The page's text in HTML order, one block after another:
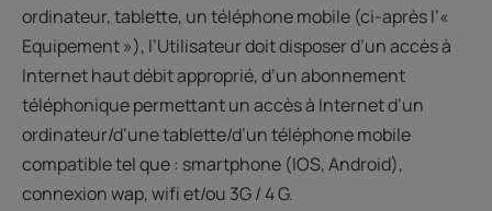
ordinateur, tablette, un téléphone mobile (ci-après l’«
Equipement »), l’Utilisateur doit disposer d’un accès à
Internet haut débit approprié, d’un abonnement
téléphonique permettant un accès à Internet d’un
ordinateur/d’une tablette/d’un téléphone mobile
compatible tel que : smartphone (IOS, Android),
connexion wap, wifi et/ou 3G / 4 G.